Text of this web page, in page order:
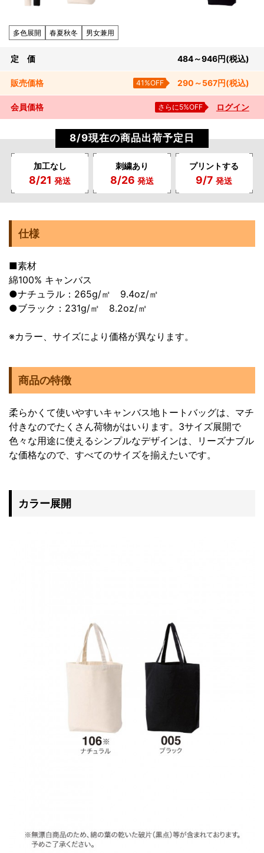
多色展開 春夏秋冬 男女兼用
定 価 484～946円(税込)
販売価格 41%OFF 290～567円(税込)
会員価格 さらに5%OFF ログイン
8/9現在の商品出荷予定日
加工なし
8/21 発送
刺繍あり
8/26 発送
プリントする
9/7 発送
仕様
■素材
綿100% キャンバス
●ナチュラル：265g/㎡ 9.4oz/㎡
●ブラック：231g/㎡ 8.2oz/㎡
※カラー、サイズにより価格が異なります。
商品の特徴
柔らかくて使いやすいキャンバス地トートバッグは、マチ
付きなのでたくさん荷物がはいります。3サイズ展開で
色々な用途に使えるシンプルなデザインは、リーズナブル
な価格なので、すべてのサイズを揃えたいです。
カラー展開